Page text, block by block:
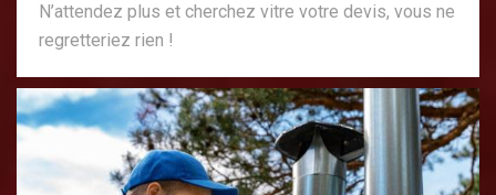
N’attendez plus et cherchez vitre votre devis, vous ne
regretteriez rien !